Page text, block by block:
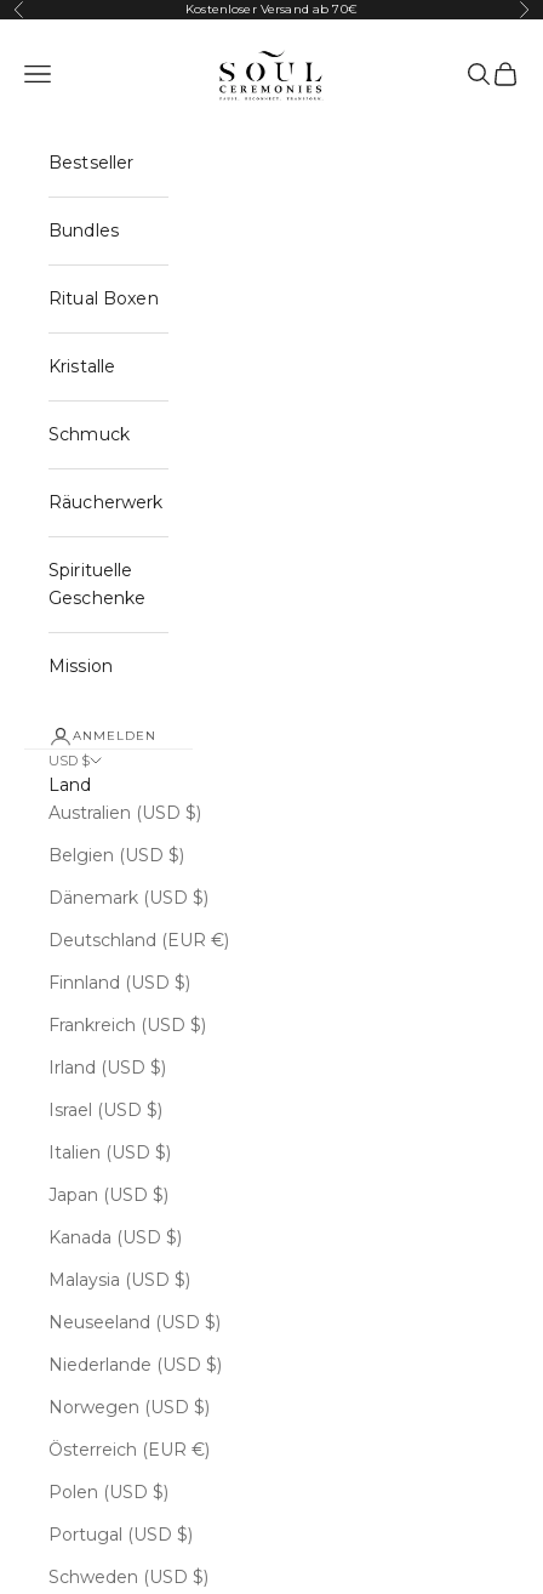
Zum Inhalt springen
Zurück Kostenloser Versand ab 70€ Vor
Soul Ceremonies
Navigationsmenü öffnen
Suche
Bestseller
Bundles
Ritual Boxen
Kristalle
Schmuck
Räucherwerk
Spirituelle
Geschenke
Mission
ANMELDEN
USD $
Land
Australien (USD $)
Belgien (USD $)
Dänemark (USD $)
Deutschland (EUR €)
Finnland (USD $)
Frankreich (USD $)
Irland (USD $)
Israel (USD $)
Italien (USD $)
Japan (USD $)
Kanada (USD $)
Malaysia (USD $)
Neuseeland (USD $)
Niederlande (USD $)
Norwegen (USD $)
Österreich (EUR €)
Polen (USD $)
Portugal (USD $)
Schweden (USD $)